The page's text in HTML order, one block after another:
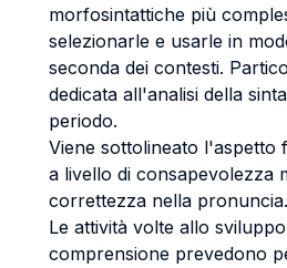
morfosintattiche più
selezionarle e usarle in
seconda dei contesti.
dedicata all'analisi della
periodo.
Viene sottolineato l'aspetto
a livello di consapevolezza
correttezza nella pronuncia.
Le attività volte allo
comprensione prevedono